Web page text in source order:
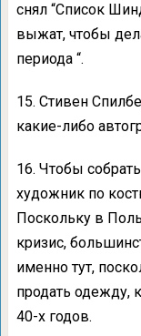
снял “Список
выжат, чтобы
периода “.
15. Стивен
какие-либо
16. Чтобы
художник по
Поскольку в
кризис,
именно тут,
продать одежду,
40-х годов.